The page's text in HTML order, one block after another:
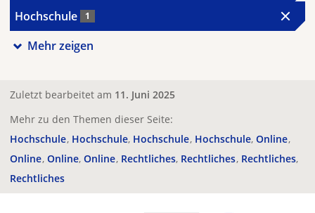
Hochschule 1
Mehr zeigen
Zuletzt bearbeitet am 11. Juni 2025
Mehr zu den Themen dieser Seite:
Hochschule Hochschule Hochschule Hochschule Online
Online Online Online Rechtliches Rechtliches Rechtliches
Rechtliches